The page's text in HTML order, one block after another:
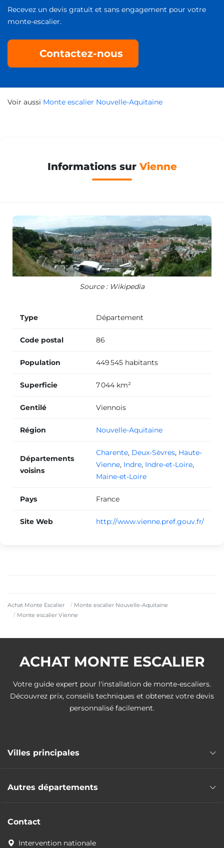
Achat Monte Escalier
Monte escalier Nouvelle-Aquitaine
Monte escalier Vienne
Recevez un devis gratuit et sans engagement pour votre
monte-escalier.
Contactez-nous
Voir aussi Monte escalier Nouvelle-Aquitaine
Informations sur Vienne
Source : Wikipedia
Type Département
Code postal 86
Population 449 545 habitants
Superficie 7 044 km²
Gentilé Viennois
Région Nouvelle-Aquitaine
Départements
voisins
Charente, Deux-Sèvres, Haute-
Vienne, Indre, Indre-et-Loire,
Maine-et-Loire
Pays France
Site Web http://www.vienne.pref.gouv.fr/
ACHAT MONTE ESCALIER
Votre guide expert pour l'installation de monte-escaliers.
Découvrez prix, conseils techniques et obtenez votre devis
personnalisé facilement.
Villes principales
Monte escalier Châtellerault
Monte escalier Loudun
Autres départements
Monte escalier Charente-Maritime
Contact
Intervention nationale